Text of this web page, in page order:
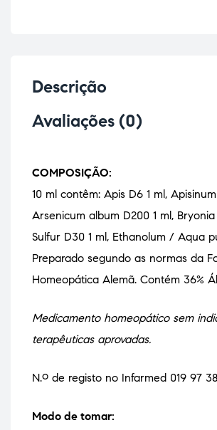
Descrição
Avaliações (0)
COMPOSIÇÃO:
10 ml contêm: Apis D6 1 ml, Apisinum
Arsenicum album D200 1 ml, Bryonia
Sulfur D30 1 ml, Ethanolum / Aqua
Preparado segundo as normas da
Homeopática Alemã. Contém 36%
Medicamento homeopático sem
terapêuticas aprovadas.
N.º de registo no Infarmed 019 97
Modo de tomar: